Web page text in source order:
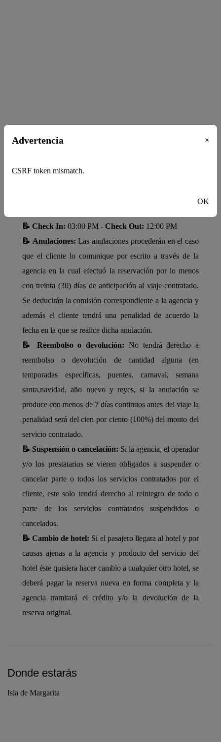
📝 Check In: 03:00 PM - Check Out: 12:00 PM
📝 Anulaciones: Las anulaciones procederán en el caso
que el cliente lo comunique por escrito a través de la
agencia en la cual efectuó la reservación por lo menos
con treinta (30) días de anticipación al viaje contratado.
Se deducirán la comisión correspondiente a la agencia y
además el cliente tendrá una penalidad de acuerdo la
fecha en la que se realice dicha anulación.
📝 Reembolso o devolución: No tendrá derecho a
reembolso o devolución de cantidad alguna (en
temporadas específicas, puentes, carnaval, semana
santa,navidad, año nuevo y reyes, si la anulación se
produce con menos de 7 días continuos antes del viaje la
penalidad será del cien por ciento (100%) del monto del
servicio contratado.
📝 Suspensión o cancelación: Si la agencia, el operador
y/o los prestatarios se vieren obligados a suspender o
cancelar parte o todos los servicios contratados por el
cliente, este solo tendrá derecho al reintegro de todo o
parte de los servicios contratados suspendidos o
cancelados.
📝 Cambio de hotel: Si el pasajero llegara al hotel y por
causas ajenas a la agencia y producto del servicio del
hotel éste quisiera hacer cambio a cualquier otro hotel, se
deberá pagar la reserva nueva en forma completa y la
agencia tramitará el crédito y/o la devolución de la
reserva original.
Donde estarás
Isla de Margarita
Advertencia ×
CSRF token mismatch.
OK